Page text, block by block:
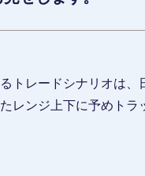
トレードシナリオは、
レンジ上下に予めトラ